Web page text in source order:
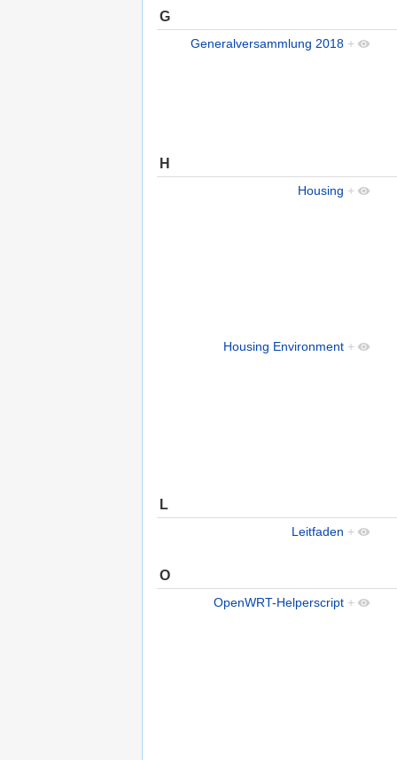
G
Generalversammlung 2018 +
H
Housing +
Housing Environment +
L
Leitfaden +
O
OpenWRT-Helperscript +